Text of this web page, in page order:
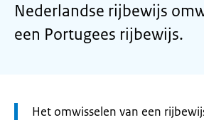
Nederlandse rijbewijs
een Portugees rijbewijs.
Let
Het omwisselen van een